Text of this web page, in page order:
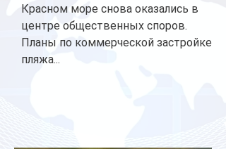
Красном море снова оказались в
центре общественных споров.
Планы по коммерческой застройке
пляжа...